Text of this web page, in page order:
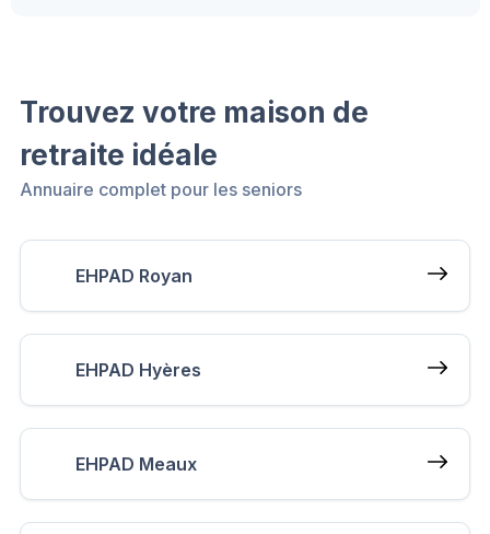
Trouvez votre maison de
retraite idéale
Annuaire complet pour les seniors
EHPAD Royan
EHPAD Hyères
EHPAD Meaux